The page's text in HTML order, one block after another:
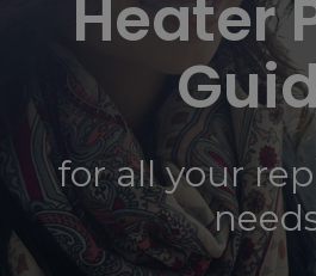
อีโคเทคลุย
อาเซียน ชู
ร้อน”แบรนด์
นวัตกรรม
เพื่อสิ่ง
แวดล้อมแพง
จริงหรือ
กรกฎาคม
2017
COP ทั่วไป
ต่างจาก COP
FOR
TAPPING
(COPT)
อย่างไร
11กรกฎาคม
2017
คนไทยได้
ประโยชน์
อะไรกับ
โครงการ
TIEB
23
พฤษภาคม
23
พฤษภาคม
Heater
for all your